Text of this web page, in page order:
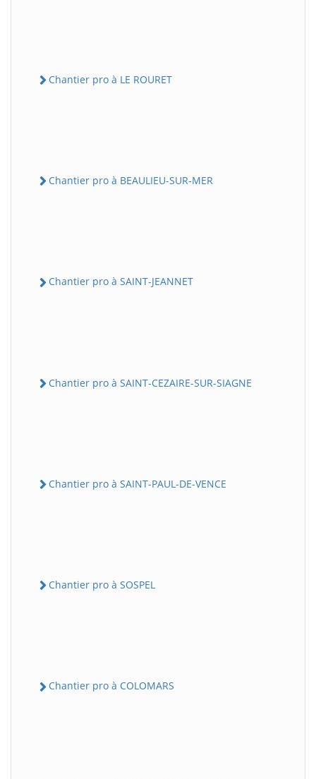
Chantier pro à LE ROURET
Chantier pro à BEAULIEU-SUR-MER
Chantier pro à SAINT-JEANNET
Chantier pro à SAINT-CEZAIRE-SUR-SIAGNE
Chantier pro à SAINT-PAUL-DE-VENCE
Chantier pro à SOSPEL
Chantier pro à COLOMARS